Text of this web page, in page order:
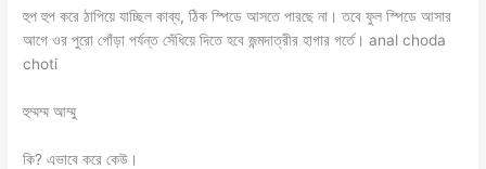
হুপ হুপ করে ঠাপিয়ে যাচ্ছিল কাব্য, ঠিক স্পিডে আসতে পারছে না। তবে ফুল স্পিডে আসার
আগে ওর পুরো গোঁড়া পর্যন্ত সেঁধিয়ে দিতে হবে জন্মদাত্রীর হাগার গর্তে। anal choda
choti
হুম্মম্ম আম্মু
কি? এভাবে করে কেউ।